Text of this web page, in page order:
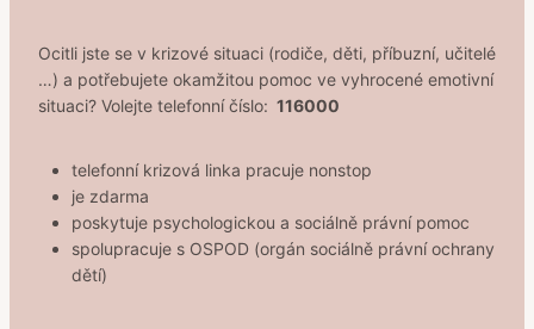
Ocitli jste se v krizové situaci (rodiče, děti, příbuzní, učitelé
…) a potřebujete okamžitou pomoc ve vyhrocené emotivní
situaci? Volejte telefonní číslo: 116000
telefonní krizová linka pracuje nonstop
je zdarma
poskytuje psychologickou a sociálně právní pomoc
spolupracuje s OSPOD (orgán sociálně právní ochrany
dětí)